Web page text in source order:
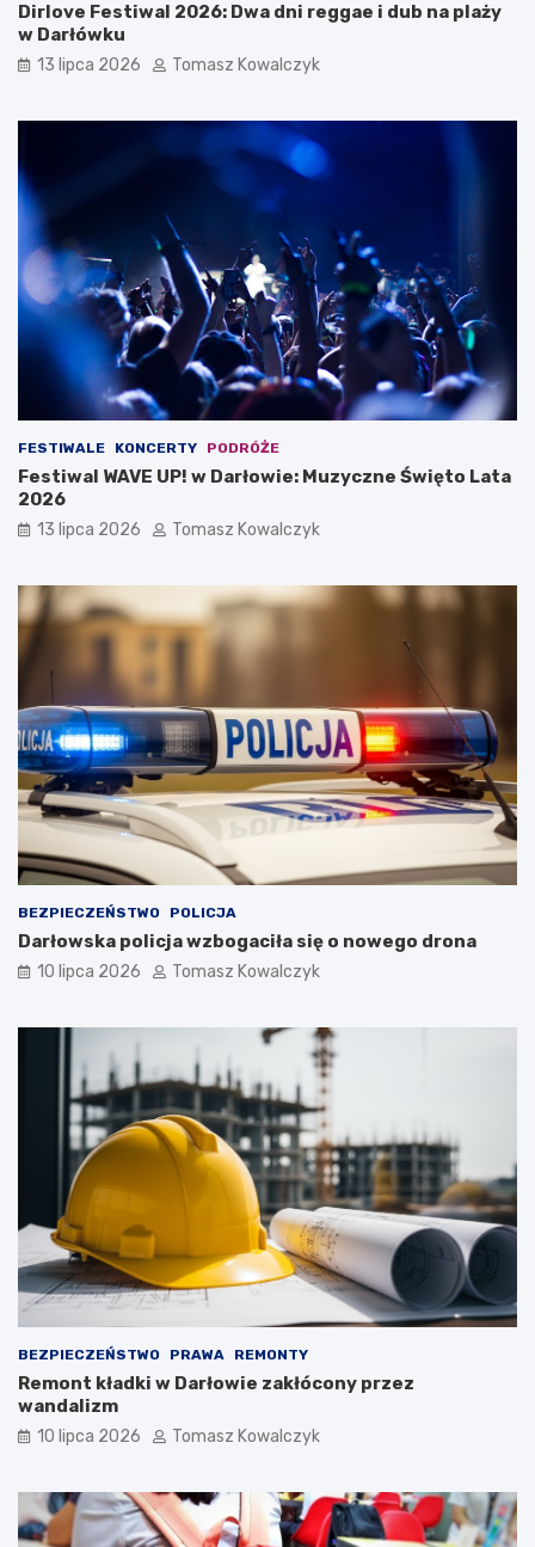
Dirlove Festiwal 2026: Dwa dni reggae i dub na plaży
w Darłówku
13 lipca 2026 Tomasz Kowalczyk
FESTIWALE KONCERTY PODRÓŻE
Festiwal WAVE UP! w Darłowie: Muzyczne Święto Lata
2026
13 lipca 2026 Tomasz Kowalczyk
BEZPIECZEŃSTWO POLICJA
Darłowska policja wzbogaciła się o nowego drona
10 lipca 2026 Tomasz Kowalczyk
BEZPIECZEŃSTWO PRAWA REMONTY
Remont kładki w Darłowie zakłócony przez
wandalizm
10 lipca 2026 Tomasz Kowalczyk